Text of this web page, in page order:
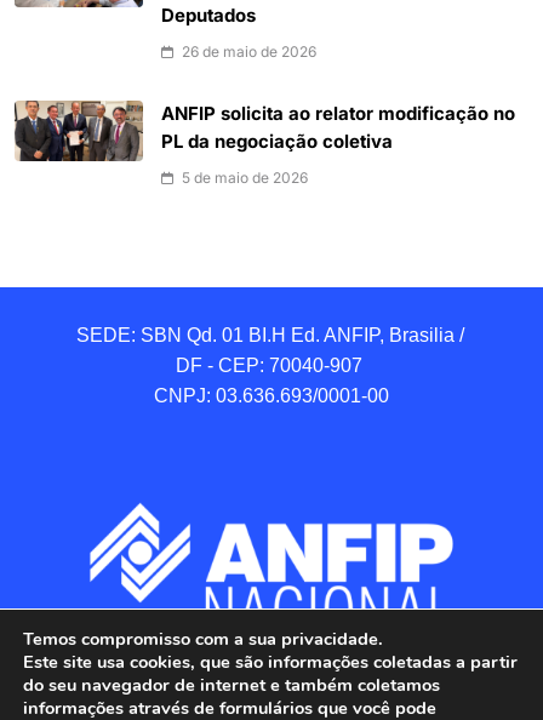
Deputados
26 de maio de 2026
ANFIP solicita ao relator modificação no
PL da negociação coletiva
5 de maio de 2026
SEDE: SBN Qd. 01 BI.H Ed. ANFIP, Brasilia /
DF - CEP: 70040-907
CNPJ: 03.636.693/0001-00
Temos compromisso com a sua privacidade.
Este site usa cookies, que são informações coletadas a partir
do seu navegador de internet e também coletamos
informações através de formulários que você pode